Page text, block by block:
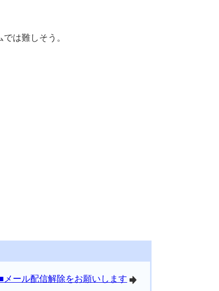
は難しそう。
arrowright
メール配信解除をお願いします